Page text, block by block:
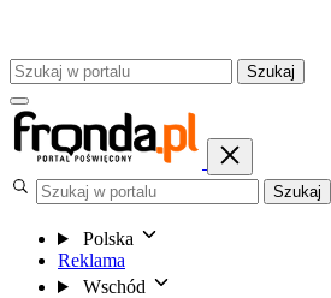
Szukaj
Szukaj
Polska
Reklama
Wschód